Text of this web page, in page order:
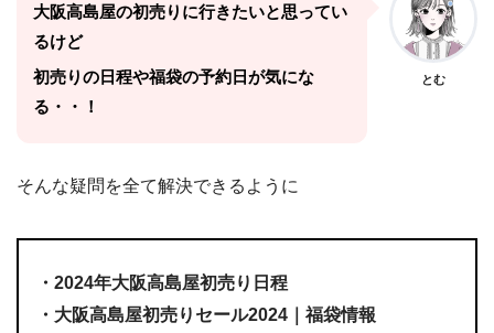
大阪高島屋の初売りに行きたいと思ってい
るけど
初売りの日程や福袋の予約日が気にな
る・・！
とむ
そんな疑問を全て解決できるように
・2024年大阪高島屋初売り日程
・大阪高島屋初売りセール2024｜福袋情報